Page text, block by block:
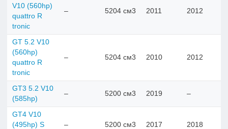
V10 (560hp)
quattro R
tronic
– 5204 см3 2011 2012
GT 5.2 V10
(560hp)
quattro R
tronic
– 5204 см3 2010 2012
GT3 5.2 V10
(585hp)
– 5200 см3 2019 –
GT4 V10
(495hp) S
– 5200 см3 2017 2018